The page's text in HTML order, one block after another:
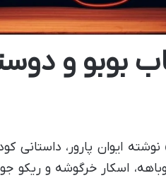
بوبو و
نوشته ایوان پارور،
اسکار خرگوشه و ریکو